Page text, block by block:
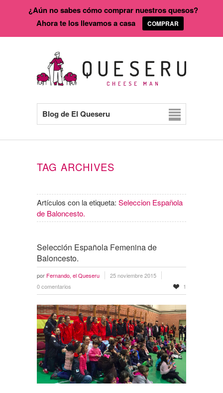
Blog de El Queseru
TAG ARCHIVES
Artículos con la etiqueta: Seleccion Española
de Baloncesto.
Selección Española Femenina de
Baloncesto.
por Fernando, el Queseru
25 noviembre 2015
0 comentarios
1
¿Aún no sabes cómo comprar nuestros quesos?
Ahora te los llevamos a casa
COMPRAR